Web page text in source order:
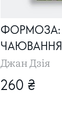
ФОРМОЗА:
Джан Дзія
260 ₴